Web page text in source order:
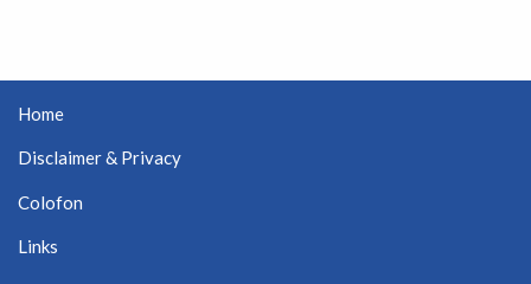
Home
Disclaimer & Privacy
Colofon
Links